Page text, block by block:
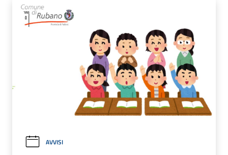
AVVISI